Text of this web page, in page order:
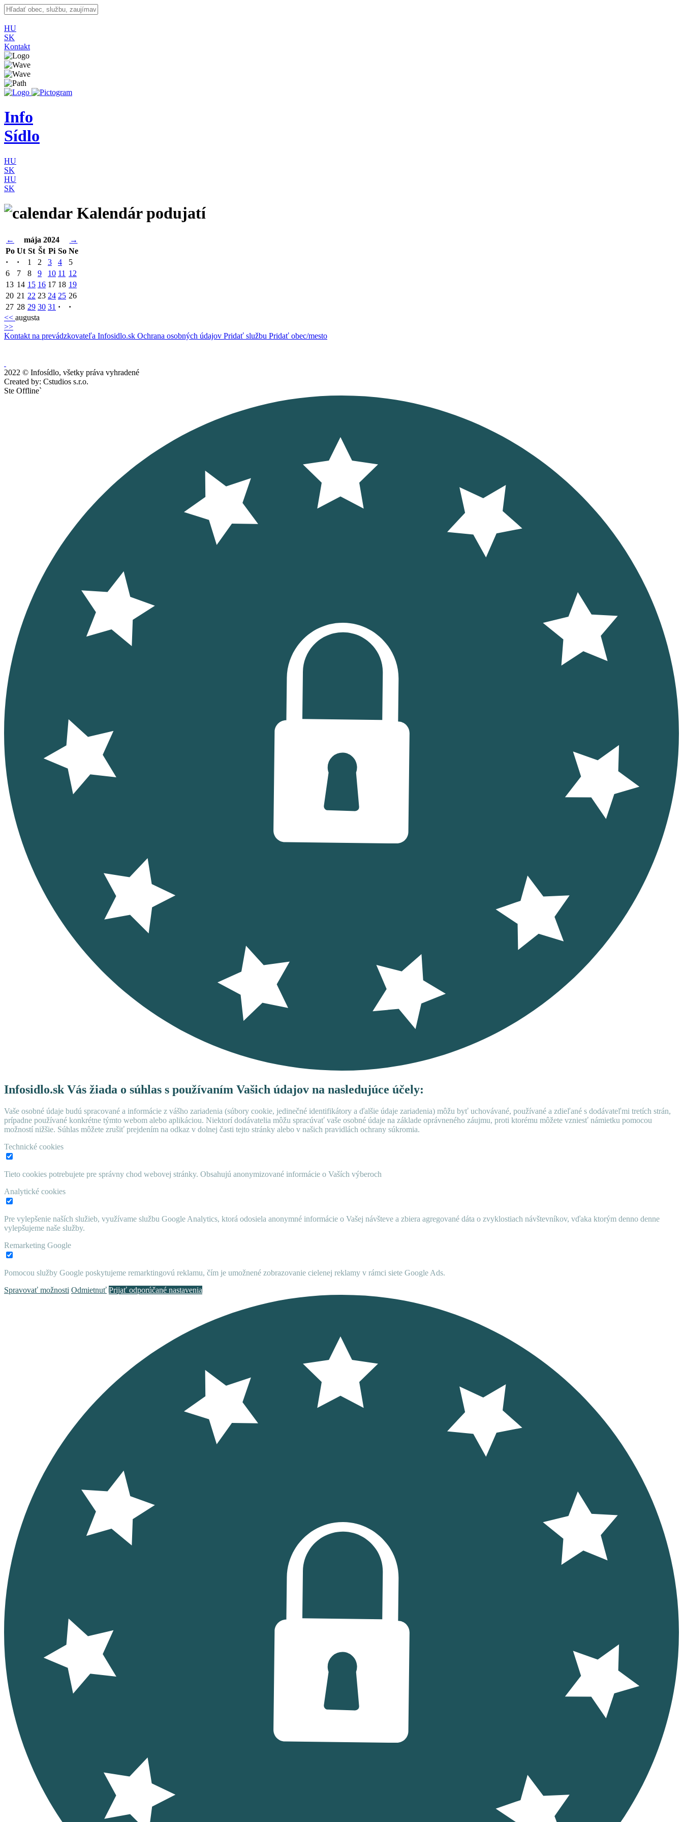
HU
SK
Kontakt
Info
Sídlo
HU
SK
HU
SK
Kalendár podujatí
← mája 2024
→
Po Ut St Št Pi So Ne
·
· 1 2 3 4
5
6
7 8 9 10 11 12
13 14 15 16 17 18 19
20 21 22 23 24 25 26
27 28 29 30 31 ·
·
<< augusta
>>
Kontakt na prevádzkovateľa Infosidlo.sk Ochrana osobných údajov Pridať službu Pridať obec/mesto
2022 © Infosídlo, všetky práva vyhradené
Created by: Cstudios s.r.o.
Ste Offline`
Infosidlo.sk Vás žiada o súhlas s používaním Vašich údajov na nasledujúce účely:
Vaše osobné údaje budú spracované a informácie z vášho zariadenia (súbory cookie, jedinečné identifikátory a ďalšie údaje zariadenia) môžu byť uchovávané, používané a zdieľané s dodávateľmi tretích strán,
prípadne používané konkrétne týmto webom alebo aplikáciou. Niektorí dodávatelia môžu spracúvať vaše osobné údaje na základe oprávneného záujmu, proti ktorému môžete vzniesť námietku pomocou
možností nižšie. Súhlas môžete zrušiť prejdením na odkaz v dolnej časti tejto stránky alebo v našich pravidlách ochrany súkromia.
Technické cookies
Tieto cookies potrebujete pre správny chod webovej stránky. Obsahujú anonymizované informácie o Vaších výberoch
Analytické cookies
Pre vylepšenie naších služieb, využívame službu Google Analytics, ktorá odosiela anonymné informácie o Vašej návšteve a zbiera agregované dáta o zvyklostiach návštevníkov, vďaka ktorým denno denne
vylepšujeme naše služby.
Remarketing Google
Pomocou služby Google poskytujeme remarktingovú reklamu, čím je umožnené zobrazovanie cielenej reklamy v rámci siete Google Ads.
Spravovať možnosti Odmietnuť Prijať odporúčané nastavenia